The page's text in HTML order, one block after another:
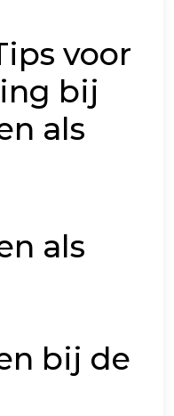
voor
bij
als
als
bij de